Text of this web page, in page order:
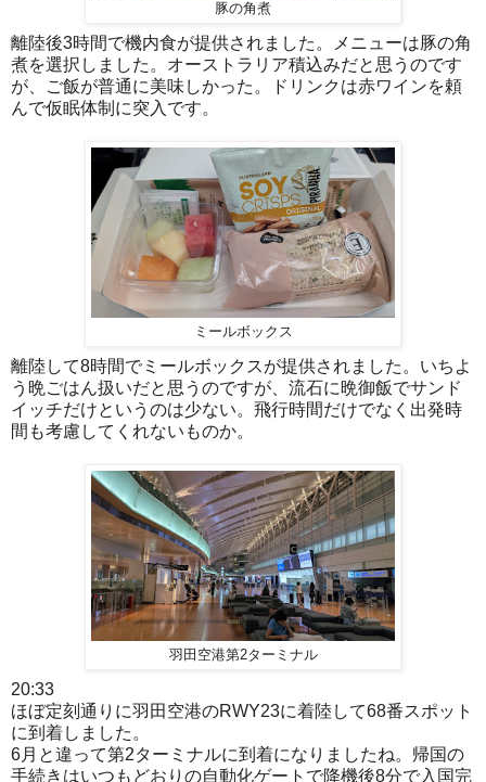
豚の角煮
離陸後3時間で機内食が提供されました。メニューは豚の角
煮を選択しました。オーストラリア積込みだと思うのです
が、ご飯が普通に美味しかった。ドリンクは赤ワインを頼
んで仮眠体制に突入です。
ミールボックス
離陸して8時間でミールボックスが提供されました。いちよ
う晩ごはん扱いだと思うのですが、流石に晩御飯でサンド
イッチだけというのは少ない。飛行時間だけでなく出発時
間も考慮してくれないものか。
羽田空港第2ターミナル
20:33
ほぼ定刻通りに羽田空港のRWY23に着陸して68番スポット
に到着しました。
6月と違って第2ターミナルに到着になりましたね。帰国の
手続きはいつもどおりの自動化ゲートで降機後8分で入国完